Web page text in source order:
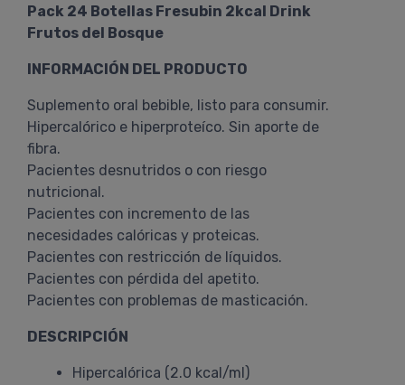
Pack 24 Botellas Fresubin 2kcal Drink
Frutos del Bosque
INFORMACIÓN DEL PRODUCTO
Suplemento oral bebible, listo para consumir.
Hipercalórico e hiperproteíco. Sin aporte de
fibra.
Pacientes desnutridos o con riesgo
nutricional.
Pacientes con incremento de las
necesidades calóricas y proteicas.
Pacientes con restricción de líquidos.
Pacientes con pérdida del apetito.
Pacientes con problemas de masticación.
DESCRIPCIÓN
Hipercalórica (2.0 kcal/ml)